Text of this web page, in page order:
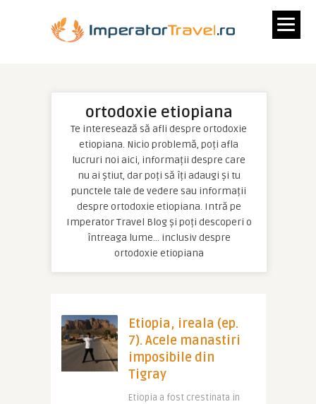
ortodoxie etiopiana
Te interesează să afli despre ortodoxie
etiopiana. Nicio problemă, poți afla
lucruri noi aici, informații despre care
nu ai știut, dar poți să îți adaugi și tu
punctele tale de vedere sau informații
despre ortodoxie etiopiana. Intră pe
Imperator Travel Blog și poți descoperi o
întreaga lume… inclusiv despre
ortodoxie etiopiana
Etiopia, ireala (ep.
7). Acele manastiri
imposibile din
Tigray
Etiopia a fost crestinata in